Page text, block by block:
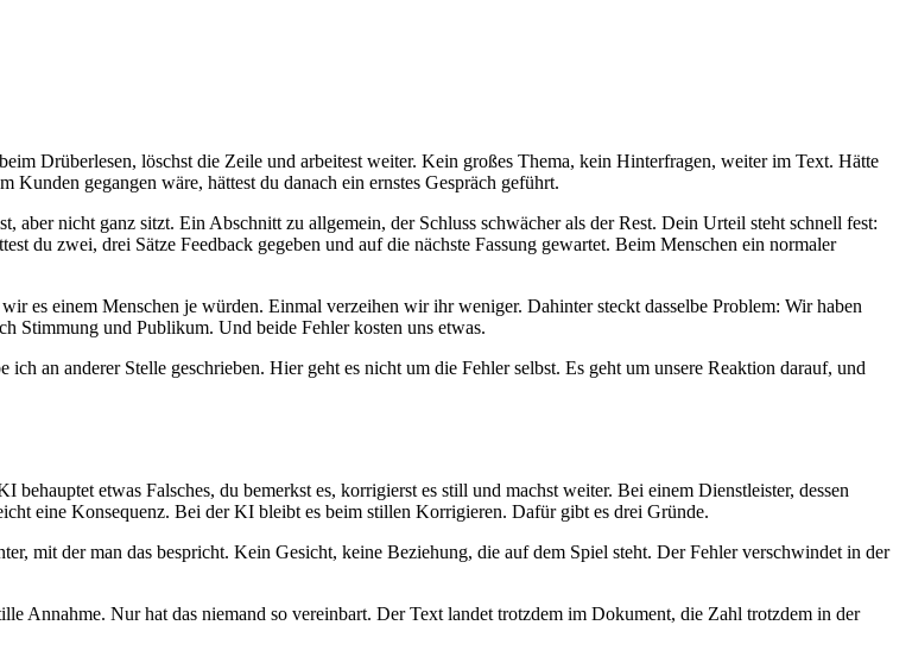
Drüberlesen, löschst die Zeile und arbeitest weiter. Kein großes Thema, kein Hinterfragen, weiter im Text. Hätte
gegangen wäre, hättest du danach ein ernstes Gespräch geführt.
nicht ganz sitzt. Ein Abschnitt zu allgemein, der Schluss schwächer als der Rest. Dein Urteil steht schnell fest:
du zwei, drei Sätze Feedback gegeben und auf die nächste Fassung gewartet. Beim Menschen ein normaler
es einem Menschen je würden. Einmal verzeihen wir ihr weniger. Dahinter steckt dasselbe Problem: Wir haben
Stimmung und Publikum. Und beide Fehler kosten uns etwas.
ich an anderer Stelle geschrieben. Hier geht es nicht um die Fehler selbst. Es geht um unsere Reaktion darauf, und
etwas Falsches, du bemerkst es, korrigierst es still und machst weiter. Bei einem Dienstleister, dessen
eine Konsequenz. Bei der KI bleibt es beim stillen Korrigieren. Dafür gibt es drei Gründe.
mit der man das bespricht. Kein Gesicht, keine Beziehung, die auf dem Spiel steht. Der Fehler verschwindet in der
Annahme. Nur hat das niemand so vereinbart. Der Text landet trotzdem im Dokument, die Zahl trotzdem in der